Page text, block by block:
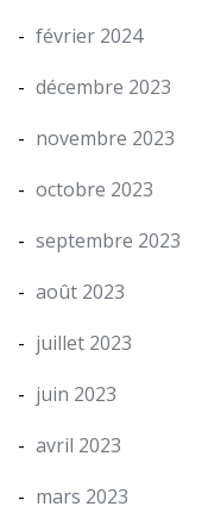
février 2024
décembre 2023
novembre 2023
octobre 2023
septembre 2023
août 2023
juillet 2023
juin 2023
avril 2023
mars 2023